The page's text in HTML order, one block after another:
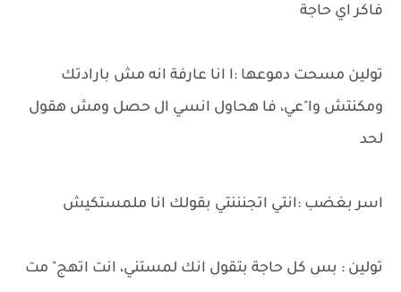
فاكر اي حاجة
تولين مسحت دموعها :ا انا عارفة انه مش بارادتك
ومكنتش وا"عي، فا هحاول انسي ال حصل ومش هقول
لحد
اسر بغضب :انتي اتجنننتي بقولك انا ملمستكيش
تولين : بس كل حاجة بتقول انك لمستني، انت اتهج" مت